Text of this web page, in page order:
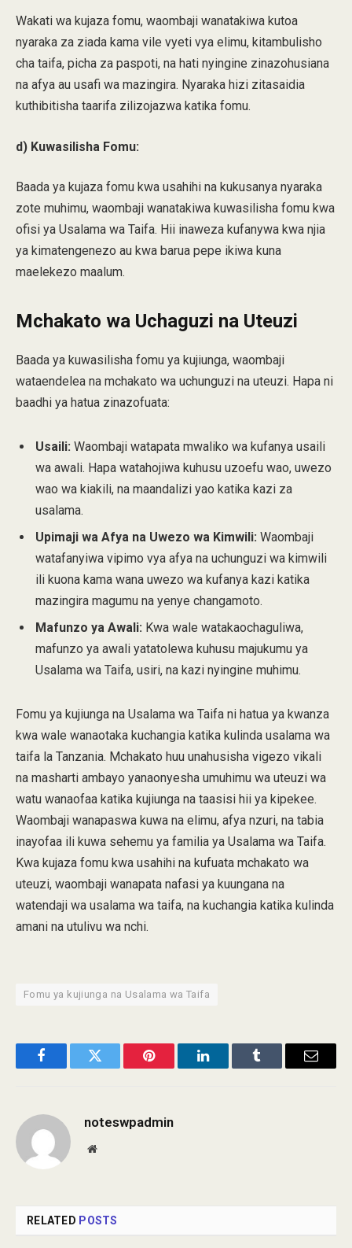
Wakati wa kujaza fomu, waombaji wanatakiwa kutoa
nyaraka za ziada kama vile vyeti vya elimu, kitambulisho
cha taifa, picha za paspoti, na hati nyingine zinazohusiana
na afya au usafi wa mazingira. Nyaraka hizi zitasaidia
kuthibitisha taarifa zilizojazwa katika fomu.
d) Kuwasilisha Fomu:
Baada ya kujaza fomu kwa usahihi na kukusanya nyaraka
zote muhimu, waombaji wanatakiwa kuwasilisha fomu kwa
ofisi ya Usalama wa Taifa. Hii inaweza kufanywa kwa njia
ya kimatengenezo au kwa barua pepe ikiwa kuna
maelekezo maalum.
Mchakato wa Uchaguzi na Uteuzi
Baada ya kuwasilisha fomu ya kujiunga, waombaji
wataendelea na mchakato wa uchunguzi na uteuzi. Hapa ni
baadhi ya hatua zinazofuata:
Usaili: Waombaji watapata mwaliko wa kufanya usaili
wa awali. Hapa watahojiwa kuhusu uzoefu wao, uwezo
wao wa kiakili, na maandalizi yao katika kazi za
usalama.
Upimaji wa Afya na Uwezo wa Kimwili: Waombaji
watafanyiwa vipimo vya afya na uchunguzi wa kimwili
ili kuona kama wana uwezo wa kufanya kazi katika
mazingira magumu na yenye changamoto.
Mafunzo ya Awali: Kwa wale watakaochaguliwa,
mafunzo ya awali yatatolewa kuhusu majukumu ya
Usalama wa Taifa, usiri, na kazi nyingine muhimu.
Fomu ya kujiunga na Usalama wa Taifa ni hatua ya kwanza
kwa wale wanaotaka kuchangia katika kulinda usalama wa
taifa la Tanzania. Mchakato huu unahusisha vigezo vikali
na masharti ambayo yanaonyesha umuhimu wa uteuzi wa
watu wanaofaa katika kujiunga na taasisi hii ya kipekee.
Waombaji wanapaswa kuwa na elimu, afya nzuri, na tabia
inayofaa ili kuwa sehemu ya familia ya Usalama wa Taifa.
Kwa kujaza fomu kwa usahihi na kufuata mchakato wa
uteuzi, waombaji wanapata nafasi ya kuungana na
watendaji wa usalama wa taifa, na kuchangia katika kulinda
amani na utulivu wa nchi.
Fomu ya kujiunga na Usalama wa Taifa
FacebookTwitter Pinterest LinkedInTumblr Email
noteswpadmin
Website
RELATED POSTS